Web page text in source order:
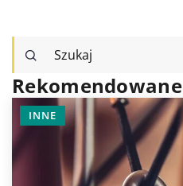
Rekomendowane